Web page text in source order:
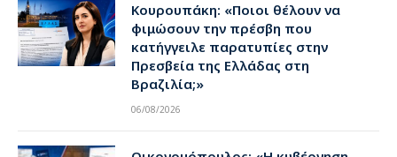
Κουρουπάκη: «Ποιοι θέλουν να
φιμώσουν την πρέσβη που
κατήγγειλε παρατυπίες στην
Πρεσβεία της Ελλάδας στη
Βραζιλία;»
06/08/2026